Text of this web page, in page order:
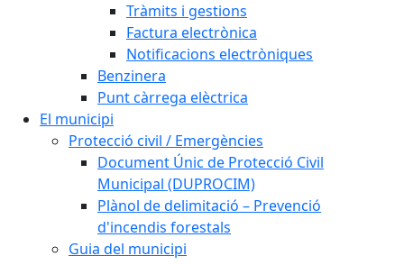
Tràmits i gestions
Factura electrònica
Notificacions electròniques
Benzinera
Punt càrrega elèctrica
El municipi
Protecció civil / Emergències
Document Únic de Protecció Civil
Municipal (DUPROCIM)
Plànol de delimitació – Prevenció
d'incendis forestals
Guia del municipi